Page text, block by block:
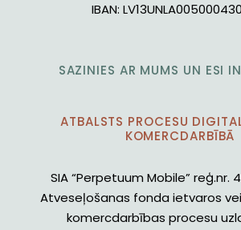
IBAN:
SAZINIES AR MUMS UN ESI
ATBALSTS PROCESU
KOMERCDARBĪBĀ
SIA “Perpetuum Mobile” reģ.nr.
Atveseļošanas fonda ietvaros
komercdarbības procesu